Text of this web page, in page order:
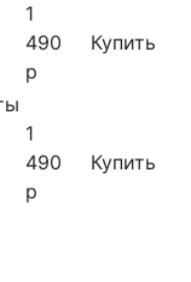
1
490
р
Купить
1
490
р
Купить